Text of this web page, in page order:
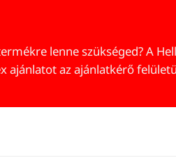
lenne szükséged? A
ajánlatot az ajánlatkérő